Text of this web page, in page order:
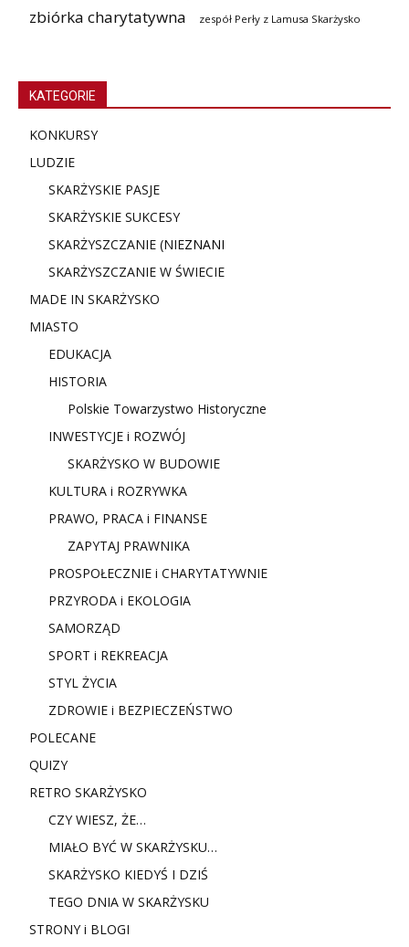
zbiórka charytatywna zespół Perły z Lamusa Skarżysko
KATEGORIE
KONKURSY
LUDZIE
SKARŻYSKIE PASJE
SKARŻYSKIE SUKCESY
SKARŻYSZCZANIE (NIEZNANI
SKARŻYSZCZANIE W ŚWIECIE
MADE IN SKARŻYSKO
MIASTO
EDUKACJA
HISTORIA
Polskie Towarzystwo Historyczne
INWESTYCJE i ROZWÓJ
SKARŻYSKO W BUDOWIE
KULTURA i ROZRYWKA
PRAWO, PRACA i FINANSE
ZAPYTAJ PRAWNIKA
PROSPOŁECZNIE i CHARYTATYWNIE
PRZYRODA i EKOLOGIA
SAMORZĄD
SPORT i REKREACJA
STYL ŻYCIA
ZDROWIE i BEZPIECZEŃSTWO
POLECANE
QUIZY
RETRO SKARŻYSKO
CZY WIESZ, ŻE…
MIAŁO BYĆ W SKARŻYSKU…
SKARŻYSKO KIEDYŚ I DZIŚ
TEGO DNIA W SKARŻYSKU
STRONY i BLOGI